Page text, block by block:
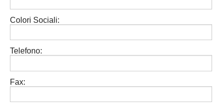
LUCCA
PISA
Rappresentative regionali e provinciali
Calcio femminile
Colori Sociali:
Telefono:
Fax: